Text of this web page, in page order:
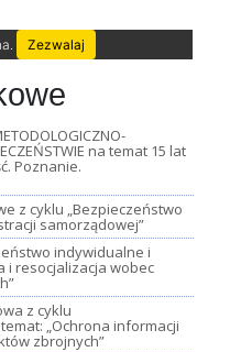
Zezwalaj
na temat 15 lat
Poznanie.
z cyklu „Bezpieczeństwo
samorządowej”
indywidualne i
i resocjalizacja wobec
z cyklu
„Ochrona informacji
zbrojnych”